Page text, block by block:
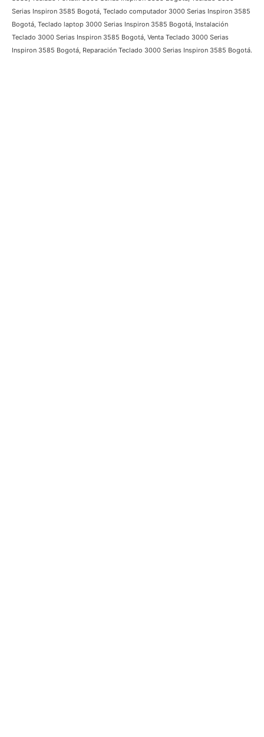
Venta Teclado 3000 Serias Inspiron 3585, Reparación Teclado 3000 Serias
Inspiron 3585, Teclado Portátil 3000 Serias Inspiron 3585 Bogotá, Teclado
3000 Serias Inspiron 3585 Bogotá, Teclado computador 3000 Serias
Inspiron 3585 Bogotá, Teclado laptop 3000 Serias Inspiron 3585 Bogotá,
Instalación Teclado 3000 Serias Inspiron 3585 Bogotá, Venta Teclado 3000